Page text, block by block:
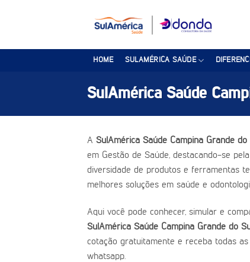
HOME SULAMÉRICA SAÚDE
SulAmérica Saúde
A SulAmérica Saúde Campina Grande do
em Gestão de Saúde, destacando-se
diversidade de produtos e ferramentas
melhores soluções em saúde e
Aqui você pode conhecer, simular e
SulAmérica Saúde Campina Grande do
cotação gratuitamente e receba todas
whatsapp.